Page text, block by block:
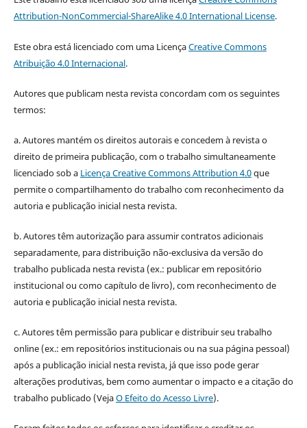
Attribution-NonCommercial-ShareAlike 4.0 International License.
Este obra está licenciado com uma LicençaCreative Commons
Atribuição 4.0 Internacional.
Autores que publicam nesta revista concordam com os seguintes
termos:
a. Autores mantém os direitos autorais e concedem à revista o
direito de primeira publicação, com o trabalho simultaneamente
licenciado sob a Licença Creative Commons Attribution 4.0que
permite o compartilhamento do trabalho com reconhecimento da
autoria e publicação inicial nesta revista.
b. Autores têm autorização para assumir contratos adicionais
separadamente, para distribuição não-exclusiva da versão do
trabalho publicada nesta revista (ex.: publicar em repositório
institucional ou como capítulo de livro), com reconhecimento de
autoria e publicação inicial nesta revista.
c. Autores têm permissão para publicar e distribuir seu trabalho
online (ex.: em repositórios institucionais ou na sua página pessoal)
após a publicação inicial nesta revista, já que isso pode gerar
alterações produtivas, bem como aumentar o impacto e a citação do
trabalho publicado (VejaO Efeito do Acesso Livre).